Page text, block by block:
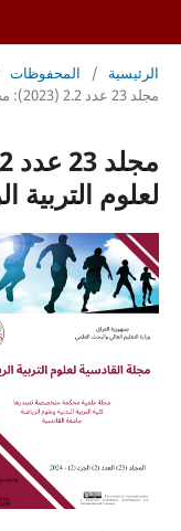
الرئيسية / المحفوظات
مجلد 23 عدد 2.2 (2023): مجلة القادسية لعلوم التربية الرياضية
لعلوم التربية